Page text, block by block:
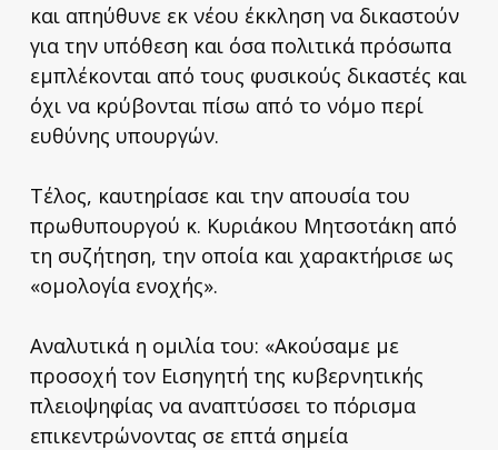
και απηύθυνε εκ νέου έκκληση να δικαστούν
για την υπόθεση και όσα πολιτικά πρόσωπα
εμπλέκονται από τους φυσικούς δικαστές και
όχι να κρύβονται πίσω από το νόμο περί
ευθύνης υπουργών.
Τέλος, καυτηρίασε και την απουσία του
πρωθυπουργού κ. Κυριάκου Μητσοτάκη από
τη συζήτηση, την οποία και χαρακτήρισε ως
«ομολογία ενοχής».
Αναλυτικά η ομιλία του: «Ακούσαμε με
προσοχή τον Εισηγητή της κυβερνητικής
πλειοψηφίας να αναπτύσσει το πόρισμα
επικεντρώνοντας σε επτά σημεία